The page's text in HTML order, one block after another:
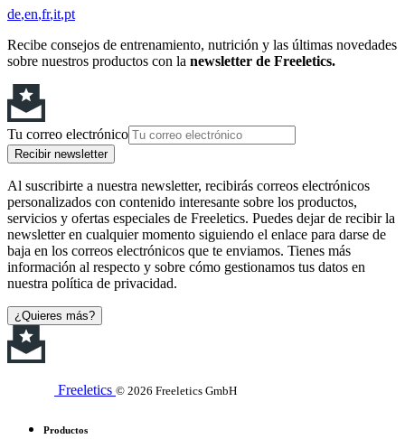
de en fr it pt
Recibe consejos de entrenamiento, nutrición y las últimas novedades
sobre nuestros productos con la newsletter de Freeletics.
Tu correo electrónico
Recibir newsletter
Al suscribirte a nuestra newsletter, recibirás correos electrónicos
personalizados con contenido interesante sobre los productos,
servicios y ofertas especiales de Freeletics. Puedes dejar de recibir la
newsletter en cualquier momento siguiendo el enlace para darse de
baja en los correos electrónicos que te enviamos. Tienes más
información al respecto y sobre cómo gestionamos tus datos en
nuestra política de privacidad.
¿Quieres más?
Freeletics © 2026 Freeletics GmbH
Productos